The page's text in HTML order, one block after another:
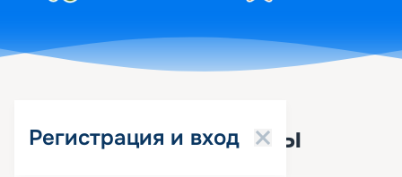
Регистрация и вход
Популярные круизы